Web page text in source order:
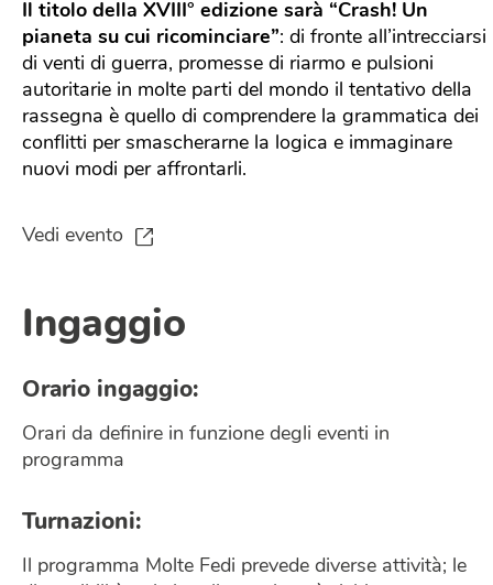
Il titolo della XVIII° edizione sarà “Crash! Un
pianeta su cui ricominciare”: di fronte all’intrecciarsi
di venti di guerra, promesse di riarmo e pulsioni
autoritarie in molte parti del mondo il tentativo della
rassegna è quello di comprendere la grammatica dei
conflitti per smascherarne la logica e immaginare
nuovi modi per affrontarli.
Vedi evento
Ingaggio
Orario ingaggio:
Orari da definire in funzione degli eventi in
programma
Turnazioni:
Il programma Molte Fedi prevede diverse attività; le